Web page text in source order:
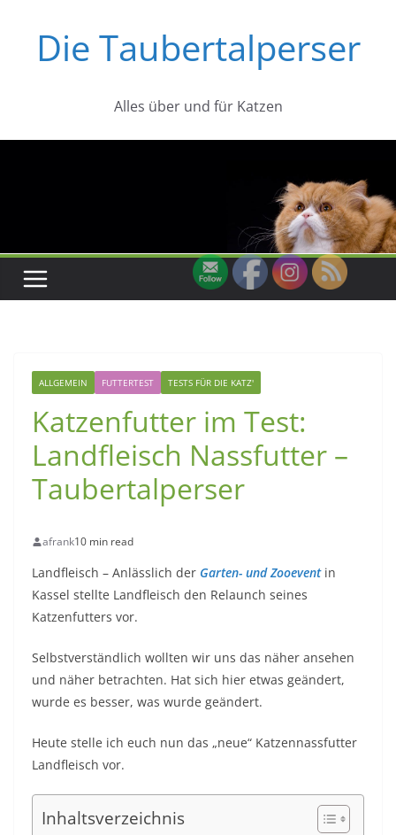
springenDie Taubertalperser
Alles über und für Katzen
ALLGEMEIN FUTTERTEST TESTS FÜR DIE KATZ'
Katzenfutter im Test:
Landfleisch Nassfutter –
Taubertalperser
afrank10 min read
Landfleisch – Anlässlich der Garten- und Zooevent in
Kassel stellte Landfleisch den Relaunch seines
Katzenfutters vor.
Selbstverständlich wollten wir uns das näher ansehen
und näher betrachten. Hat sich hier etwas geändert,
wurde es besser, was wurde geändert.
Heute stelle ich euch nun das „neue“ Katzennassfutter
Landfleisch vor.
Inhaltsverzeichnis